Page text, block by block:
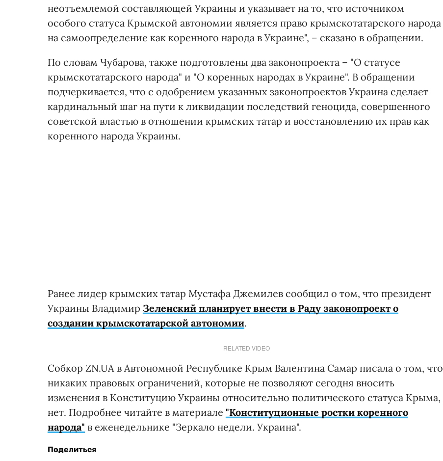
неотъемлемой составляющей Украины и указывает на то, что источником
особого статуса Крымской автономии является право крымскотатарского народа
на самоопределение как коренного народа в Украине", – сказано в обращении.
По словам Чубарова, также подготовлены два законопроекта – "О статусе
крымскотатарского народа" и "О коренных народах в Украине". В обращении
подчеркивается, что с одобрением указанных законопроектов Украина сделает
кардинальный шаг на пути к ликвидации последствий геноцида, совершенного
советской властью в отношении крымских татар и восстановлению их прав как
коренного народа Украины.
Ранее лидер крымских татар Мустафа Джемилев сообщил о том, что президент
Украины Владимир Зеленский планирует внести в Раду законопроект о
создании крымскотатарской автономии.
RELATED VIDEO
Собкор ZN.UA в Автономной Республике Крым Валентина Самар писала о том, что
никаких правовых ограничений, которые не позволяют сегодня вносить
изменения в Конституцию Украины относительно политического статуса Крыма,
нет. Подробнее читайте в материале "Конституционные ростки коренного
народа" в еженедельнике "Зеркало недели. Украина".
Поделиться